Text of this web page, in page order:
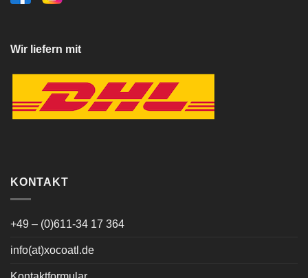
Wir liefern mit
KONTAKT
+49 – (0)611-34 17 364
info(at)xocoatl.de